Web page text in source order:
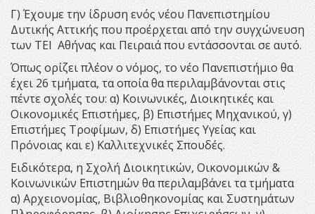
Γ) Έχουμε την ίδρυση ενός νέου Πανεπιστημίου
Δυτικής Αττικής που προέρχεται από την συγχώνευση
των ΤΕΙ Αθήνας και Πειραιά που εντάσσονται σε αυτό.
Όπως ορίζει πλέον ο νόμος, το νέο Πανεπιστήμιο θα
έχει 26 τμήματα, τα οποία θα περιλαμβάνονται στις
πέντε σχολές του: α) Κοινωνικές, Διοικητικές και
Οικονομικές Επιστήμες, β) Επιστήμες Μηχανικού, γ)
Επιστήμες Τροφίμων, δ) Επιστήμες Υγείας και
Πρόνοιας και ε) Καλλιτεχνικές Σπουδές.
Ειδικότερα, η Σχολή Διοικητικών, Οικονομικών &
Κοινωνικών Επιστημών θα περιλαμβάνει τα τμήματα
α) Αρχειονομίας, Βιβλιοθηκονομίας και Συστημάτων